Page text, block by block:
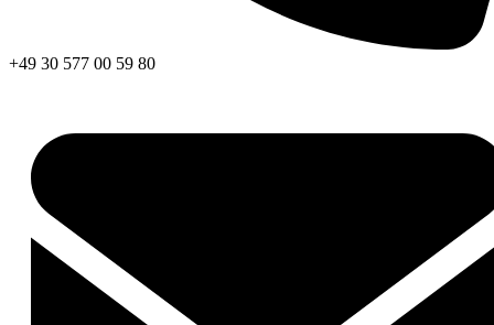
+49 30 577 00 59 80